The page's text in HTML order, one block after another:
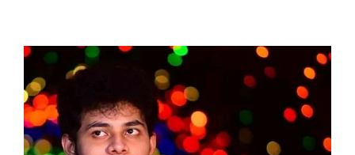
View
Larger
Image